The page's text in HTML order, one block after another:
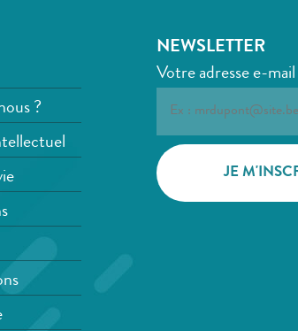
?
NEWSLETTER
Votre adresse e-mail